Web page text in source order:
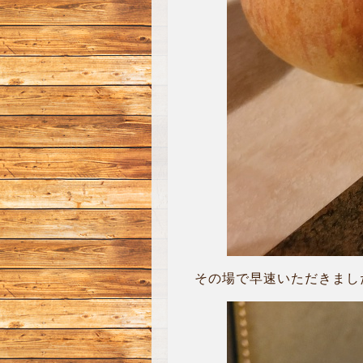
その場で早速いただきま